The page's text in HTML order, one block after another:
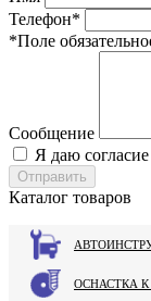
Телефон*
*Поле
Сообщение
Я даю
Каталог товаров